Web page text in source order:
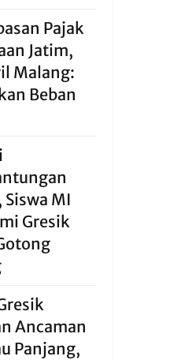
Pajak
Jatim,
Malang:
Beban
Siswa MI
Gresik
Ancaman
Panjang,